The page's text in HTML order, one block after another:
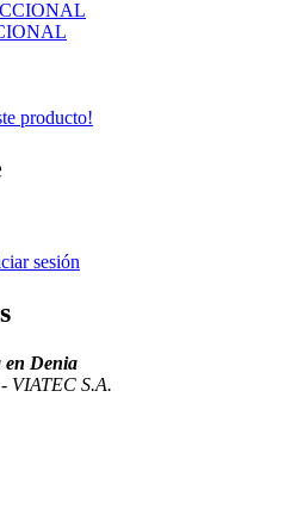
producto!
sesión
Denia
VIATEC S.A.